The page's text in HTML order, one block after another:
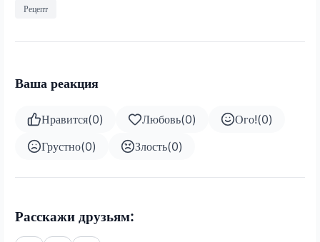
Рецепт
Ваша реакция
Нравится(0) Любовь(0) Ого!(0)
Грустно(0) Злость(0)
Расскажи друзьям: